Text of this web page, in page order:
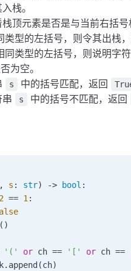
栈。
顶元素是否是与当前右括号
型的左括号，则令其出栈，
同类型的左括号，则说明字
为空。
s 中的括号匹配，返回
s 中的括号不匹配，返回
, s : str) -> bool :
== 1:
()
'(' or ch == '[' or ch ==
append (ch)